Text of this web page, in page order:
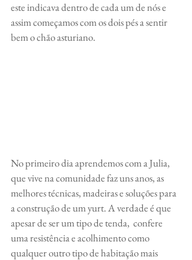
este indicava dentro de cada um de nós e
assim começamos com os dois pés a sentir
bem o chão asturiano.
No primeiro dia aprendemos com a Julia,
que vive na comunidade faz uns anos, as
melhores técnicas, madeiras e soluções para
a construção de um yurt. A verdade é que
apesar de ser um tipo de tenda,  confere
uma resistência e acolhimento como
qualquer outro tipo de habitação mais